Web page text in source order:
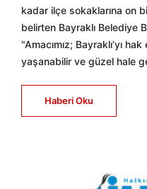
kadar ilçe sokaklarına on
belirten Bayraklı Belediye
"Amacımız; Bayraklı’yı
yaşanabilir ve güzel hale
Haberi Oku